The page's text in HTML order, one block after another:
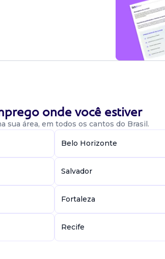
onde você estiver
sua área, em todos os cantos do Brasil.
Belo Horizonte
Salvador
Fortaleza
Recife